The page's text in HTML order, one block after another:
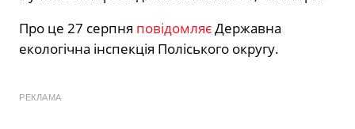
Про це 27 серпня повідомляєДержавна
екологічна інспекція Поліського округу.
РЕКЛАМА